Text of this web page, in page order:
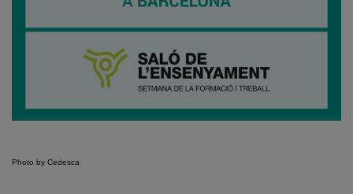
Photo by Cedesca.